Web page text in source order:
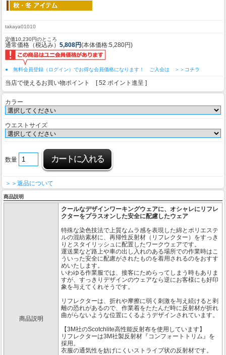
takaya01010
定価10,230円のところ
通常価格（税込み） 5,808円(本体価格:5,280円)
● 無料会員登録（ログイン）でお得な会員価格になります！ ご入会は ＞＞コチラ
当店で使えるお買い物ポイント [ 52 ポイント進呈 ]
カラー
ウエストサイズ
数量
＞＞返品について
商品説明
商品説明
クールなデザインワーキングウェアに、オシャレにリフレ
クターをプラスオンした安全に配慮したウェア
特殊な染色技法で上質なムラ感を表現した綿とポリエステ
ルの混紡素材に、再帰性反射材（リフレクター）をすっき
りとスタイリッシュに配置したワークウェアです。
運送業など路上や車の出し入れのある場所での作業時はこ
ういった安全に配慮がされたものを着用されるのをおすす
めいたします。
いわゆる作業服では、接客にためらってしまう時もありま
すが、すっきりデザインのウェアなら逆にお客様にも好印
象を与えてくれそうです。
リフレクターは、折れや摩擦に弱く刺激を与え続けると剥
離の恐れがあるので、作業着をたたんだ時に反射材が折れ
曲がらないような位置にくるようデザインされています。
【3M社のScotchlite高性能反射布を使用しています】
リフレクターは3M社製反射材『コンフォートトリム』を
採用。
衣服の通気性を妨げにくいストライプ状の反射材です。